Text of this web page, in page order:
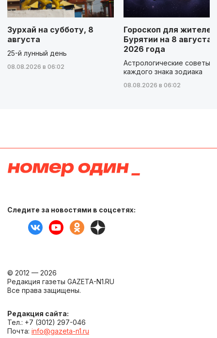
Зурхай на субботу, 8
августа
25-й лунный день
08.08.2026 в 06:02
Гороскоп для жителей
Бурятии на 8 августа
2026 года
Астрологические советы
каждого знака зодиака
08.08.2026 в 06:02
Следите за новостями в соцсетях:
© 2012 — 2026
Редакция газеты GAZETA-N1.RU
Все права защищены.
Редакция сайта:
Тел.: +7 (3012) 297-046
Почта: info@gazeta-n1.ru